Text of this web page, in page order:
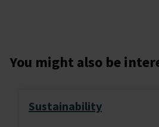
You might also be
Sustainability